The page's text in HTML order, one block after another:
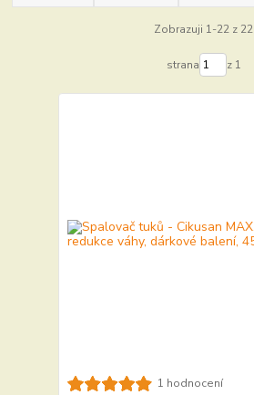
Zobrazuji 1-22 z 22
strana z 1
1 hodnocení